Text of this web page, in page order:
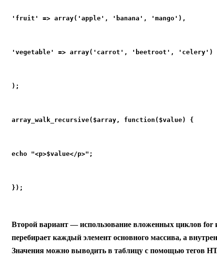
'fruit' => array('apple', 'banana', 'mango'),
'vegetable' => array('carrot', 'beetroot', 'celery')
);
array_walk_recursive($array, function($value) {
echo "<p>$value</p>";
});
Второй вариант — использование вложенных циклов for
перебирает каждый элемент основного массива, а
Значения можно выводить в таблицу с помощью тегов